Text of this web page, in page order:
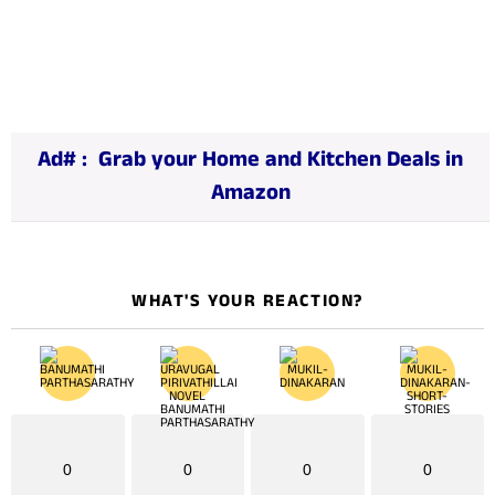
Ad# : Grab your Home and Kitchen Deals in
Amazon
WHAT'S YOUR REACTION?
0 0 0 0